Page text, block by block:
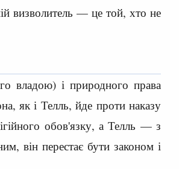
визволитель — це той, хто не
владою) і природного права
як і Телль, йде проти наказу
обов'язку, а Телль — з
він перестає бути законом і